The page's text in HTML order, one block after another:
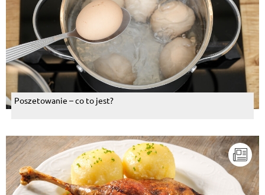
Poszetowanie – co to jest?